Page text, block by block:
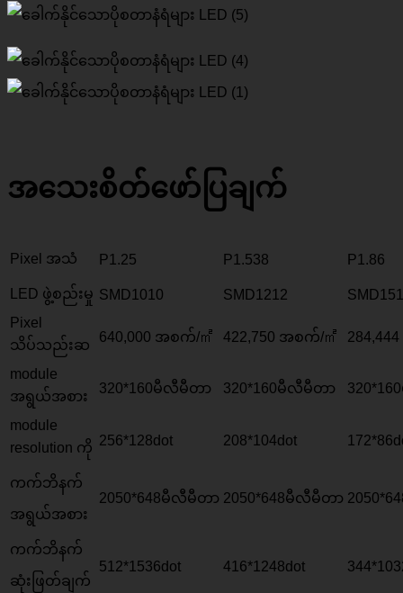
အသေးစိတ်ဖော်ပြချက်
Pixel အသံ P1.25 P1.538 P1.86
LED ဖွဲ့စည်းမှု SMD1010 SMD1212
Pixel
သိပ်သည်းဆ
640,000 အစက်/㎡ 422,750 အစက်/㎡
module
အရွယ်အစား
320*160မီလီမီတာ 320*160မီလီမီတာ
module
resolution ကို 256*128dot 208*104dot 172*86
ကက်ဘိနက်
အရွယ်အစား
2050*648မီလီမီတာ 2050*648မီလီမီတာ
ကက်ဘိနက်
ဆုံးဖြတ်ချက်
512*1536dot 416*1248dot